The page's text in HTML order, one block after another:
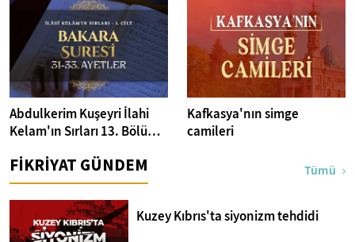
Abdulkerim Kuşeyri İlahi
Kelam'ın Sırları 13. Bölüm I
Ayetler Tefsiri
Kafkasya'nın simge
camileri
FİKRİYAT GÜNDEM Tümü
Kuzey Kıbrıs'ta siyonizm tehdidi